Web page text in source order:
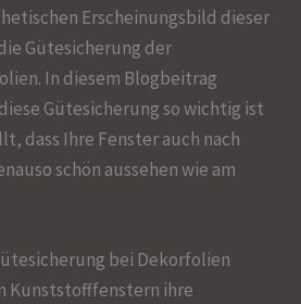
Erscheinungsbild dieser
Gütesicherung der
In diesem Blogbeitrag
Gütesicherung so wichtig ist
dass Ihre Fenster auch nach
schön aussehen wie am
bei Dekorfolien
Kunststofffenstern ihre